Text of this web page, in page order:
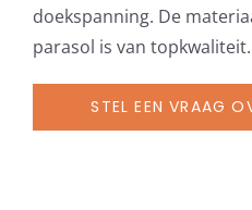
doekspanning. De
parasol is van topkwaliteit.
STEL EEN VRAAG